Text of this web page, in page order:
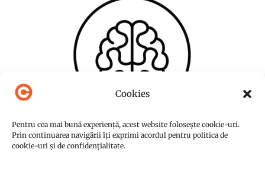
Cookies
Pentru cea mai bună experiență, acest website folosește cookie-uri.
Prin continuarea navigării îți exprimi acordul pentru politica de
cookie-uri și de confidențialitate.